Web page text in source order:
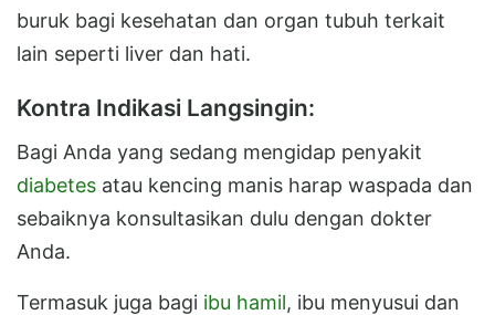
buruk bagi kesehatan dan organ tubuh terkait
lain seperti liver dan hati.
Kontra Indikasi Langsingin:
Bagi Anda yang sedang mengidap penyakit
diabetes atau kencing manis harap waspada dan
sebaiknya konsultasikan dulu dengan dokter
Anda.
Termasuk juga bagi ibu hamil, ibu menyusui dan